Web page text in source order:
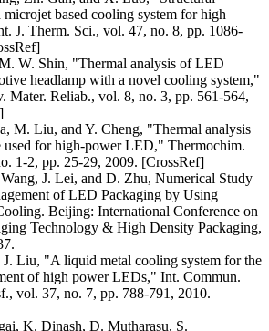
based cooling system for high
J. Therm. Sci., vol. 47, no. 8, pp. 1086-
W. Shin, "Thermal analysis of LED
headlamp with a novel cooling system,"
Mater. Reliab., vol. 8, no. 3, pp. 561-564,
M. Liu, and Y. Cheng, "Thermal analysis
used for high-power LED," Thermochim.
1-2, pp. 25-29, 2009. [CrossRef]
J. Lei, and D. Zhu, Numerical Study
of LED Packaging by Using
Beijing: Inter­national Conference on
Technology & High Den­sity Packaging,
J. Liu, "A liquid metal cooling system for the
of high power LEDs," Int. Commun.
vol. 37, no. 7, pp. 788-791, 2010.
K. Dinash, D. Mutharasu, S.